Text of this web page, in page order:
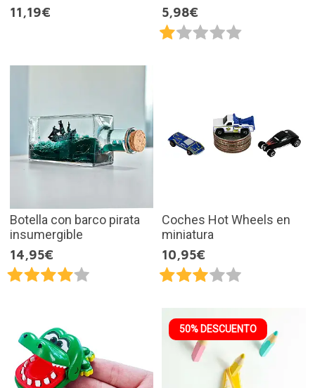
11,19€
5,98€
Botella con barco pirata
insumergible
14,95€
Coches Hot Wheels en
miniatura
10,95€
50% DESCUENTO